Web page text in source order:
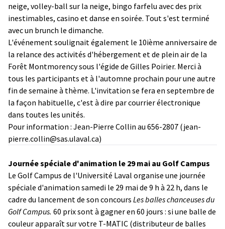
neige, volley-ball sur la neige, bingo farfelu avec des prix
inestimables, casino et danse en soirée. Tout s'est terminé
avec un brunch le dimanche.
L'événement soulignait également le 10ième anniversaire de
la relance des activités d'hébergement et de plein air de la
Forêt Montmorency sous l'égide de Gilles Poirier. Merci à
tous les participants et à l'automne prochain pour une autre
fin de semaine à thème. L'invitation se fera en septembre de
la façon habituelle, c'est à dire par courrier électronique
dans toutes les unités.
Pour information : Jean-Pierre Collin au 656-2807 (jean-
pierre.collin@sas.ulaval.ca)
Journée spéciale d'animation le 29 mai au Golf Campus
Le Golf Campus de l'Université Laval organise une journée
spéciale d'animation samedi le 29 mai de 9 h à 22 h, dans le
cadre du lancement de son concours Les balles chanceuses du
Golf Campus. 60 prix sont à gagner en 60 jours : si une balle de
couleur apparaît sur votre T-MATIC (distributeur de balles